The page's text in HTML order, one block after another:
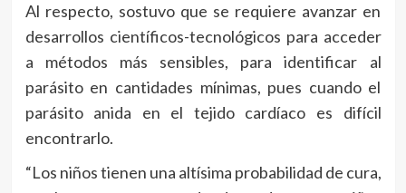
Al respecto, sostuvo que se requiere avanzar en
desarrollos científicos-tecnológicos para acceder
a métodos más sensibles, para identificar al
parásito en cantidades mínimas, pues cuando el
parásito anida en el tejido cardíaco es difícil
encontrarlo.
“Los niños tienen una altísima probabilidad de cura,